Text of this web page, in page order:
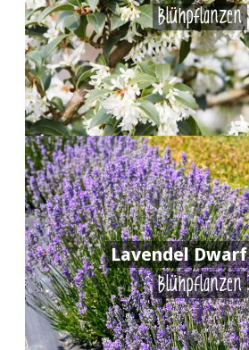
Blühpflanzen
Lavendel
Blühpflanzen